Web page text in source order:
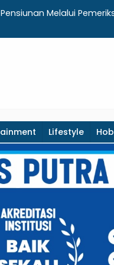
Melalui
Lifestyle